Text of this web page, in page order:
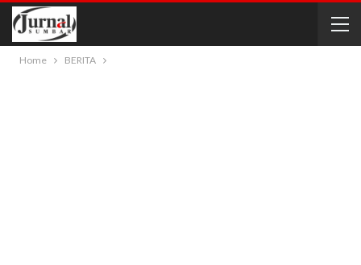
Home BERITA